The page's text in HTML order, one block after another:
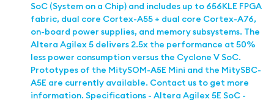
SoC (System on a Chip) and includes up to 656KLE FPGA
fabric, dual core Cortex-A55 + dual core Cortex-A76,
on-board power supplies, and memory subsystems. The
Altera Agilex 5 delivers 2.5x the performance at 50%
less power consumption versus the Cyclone V SoC.
Prototypes of the MitySOM-A5E Mini and the MitySBC-
A5E are currently available. Contact us to get more
information. Specifications - Altera Agilex 5E SoC -